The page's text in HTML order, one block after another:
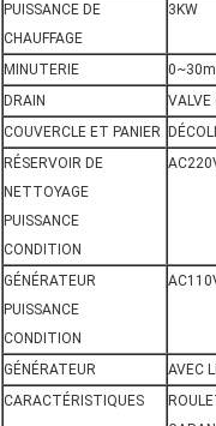
PUISSANCE DE
CHAUFFAGE
3KW
MINUTERIE
DRAIN
VALVE
COUVERCLE ET PANIER
RÉSERVOIR DE
NETTOYAGE
PUISSANCE
CONDITION
GÉNÉRATEUR
PUISSANCE
CONDITION
GÉNÉRATEUR
AVEC
CARACTÉRISTIQUES